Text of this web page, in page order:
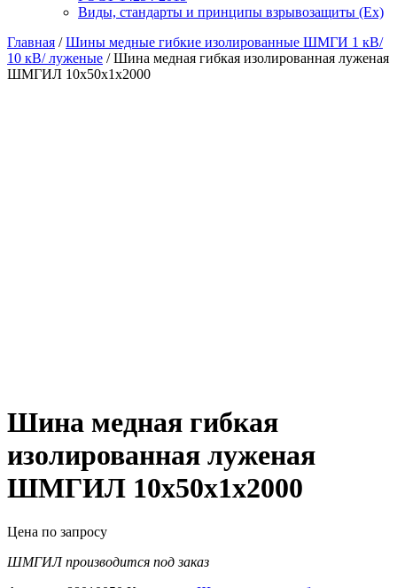
Виды, стандарты и принципы взрывозащиты (Ex)
Главная /Шины медные гибкие изолированные ШМГИ 1 кВ/
10 кВ/ луженые / Шина медная гибкая изолированная луженая
ШМГИЛ 10х50х1х2000
Шина медная гибкая
изолированная луженая
ШМГИЛ 10х50х1х2000
Цена по запросу
ШМГИЛ производится под заказ